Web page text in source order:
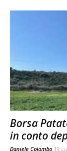
Borsa
in conto
Daniele Colombo 19